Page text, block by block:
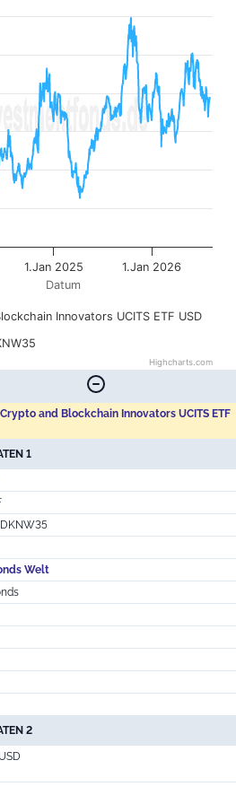
displaying Datum. Data ranges
%. Data ranges from -
Datum
Innovators UCITS ETF USD
1.Jan 2025 1.Jan 2026
Highcharts.com
and Blockchain Innovators UCITS ETF
1
Welt
2